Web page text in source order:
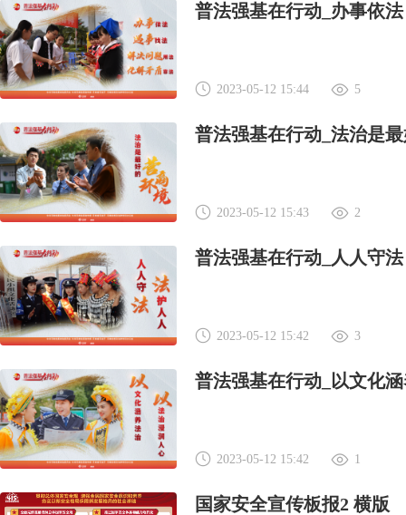
普法强基在行动_办事依
2023-05-12 15:44 5
普法强基在行动_法治是
2023-05-12 15:43 2
普法强基在行动_人人守
2023-05-12 15:42 3
普法强基在行动_以文化
2023-05-12 15:42 1
国家安全宣传板报2 横版